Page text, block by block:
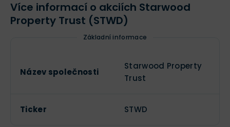
Více informací o akciích Starwood
Property Trust (STWD)
Základní informace
Název společnosti
Starwood Property
Trust
Ticker STWD